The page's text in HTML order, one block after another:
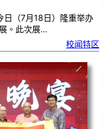
日（7月18日）隆重举办
。此次展…
校闻特区